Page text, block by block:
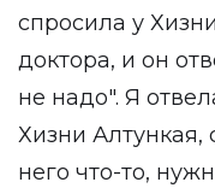
спросила у
доктора, и он
не надо". Я
Хизни Алтункая,
него что-то,